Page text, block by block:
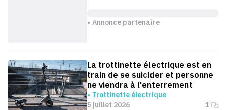
Annonce partenaire
La trottinette électrique est en
train de se suicider et personne
ne viendra à l'enterrement
Trottinette électrique
5 juillet 2026
1